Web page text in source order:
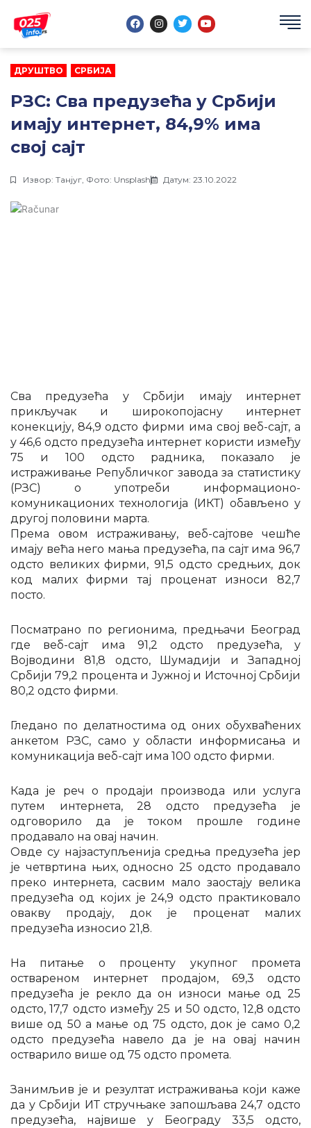
садржај
F
a
e
I
n
t
m
T
w
t
Y
o
t
ДРУШТВО СРБИЈА
РЗС: Сва предузећа у Србији
имају интернет, 84,9% има
свој сајт
Извор: Танјуг, Фото: Unsplash Датум: 23.10.2022
Сва предузећа у Србији имају интернет
прикључак и широкопојасну интернет
конекцију, 84,9 одсто фирми има свој веб-сајт, а
у 46,6 одсто предузећа интернет користи између
75 и 100 одсто радника, показало је
истраживање Републичког завода за статистику
(РЗС) о употреби информационо-
комуникационих технологија (ИКТ) обављено у
другој половини марта.
Према овом истраживању, веб-сајтове чешће
имају већа него мања предузећа, па сајт има 96,7
одсто великих фирми, 91,5 одсто средњих, док
код малих фирми тај проценат износи 82,7
посто.
Посматрано по регионима, предњачи Београд
где веб-сајт има 91,2 одсто предузећа, у
Војводини 81,8 одсто, Шумадији и Западној
Србији 79,2 процента и Јужној и Источној Србији
80,2 одсто фирми.
Гледано по делатностима од оних обухваћених
анкетом РЗС, само у области информисања и
комуникација веб-сајт има 100 одсто фирми.
Када је реч о продаји производа или услуга
путем интернета, 28 одсто предузећа је
одговорило да је током прошле године
продавало на овај начин.
Овде су најзаступљенија средња предузећа јер
је четвртина њих, односно 25 одсто продавало
преко интернета, сасвим мало заостају велика
предузећа од којих је 24,9 одсто практиковало
овакву продају, док је проценат малих
предузећа износио 21,8.
На питање о проценту укупног промета
оствареном интернет продајом, 69,3 одсто
предузећа је рекло да он износи мање од 25
одсто, 17,7 одсто између 25 и 50 одсто, 12,8 одсто
више од 50 а мање од 75 одсто, док је само 0,2
одсто предузећа навело да је на овај начин
остварило више од 75 одсто промета.
Занимљив је и резултат истраживања који каже
да у Србији ИТ стручњаке запошљава 24,7 одсто
предузећа, највише у Београду 33,5 одсто,